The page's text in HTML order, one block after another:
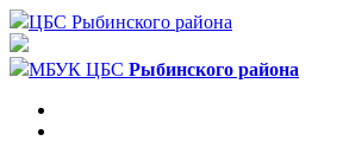
ЦБС Рыбинского района
МБУК ЦБС Рыбинского района